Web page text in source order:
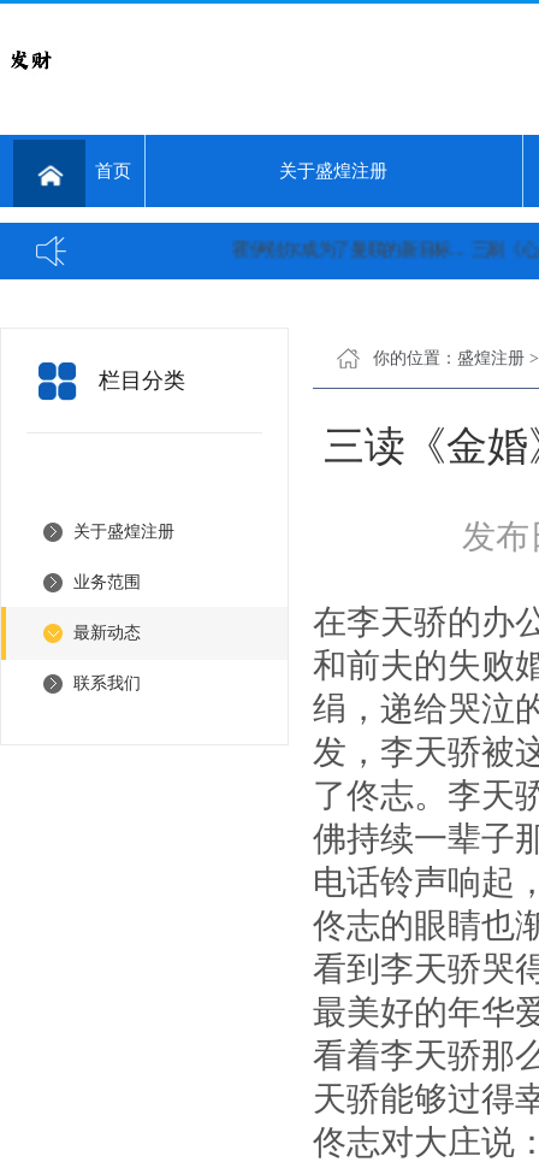
首页 关于盛煌注册
霍伊别尔成为了曼联的新目标... 三刷《心居》：发
栏目分类
关于盛煌注册
业务范围
最新动态
联系我们
你的位置： 盛煌注册
三读《金
发布
在李天骄的办
和前夫的失败
绢，递给哭泣
发，李天骄被
了佟志。李天
佛持续一辈子
电话铃声响起
佟志的眼睛也
看到李天骄哭
最美好的年华
看着李天骄那
天骄能够过得
佟志对大庄说